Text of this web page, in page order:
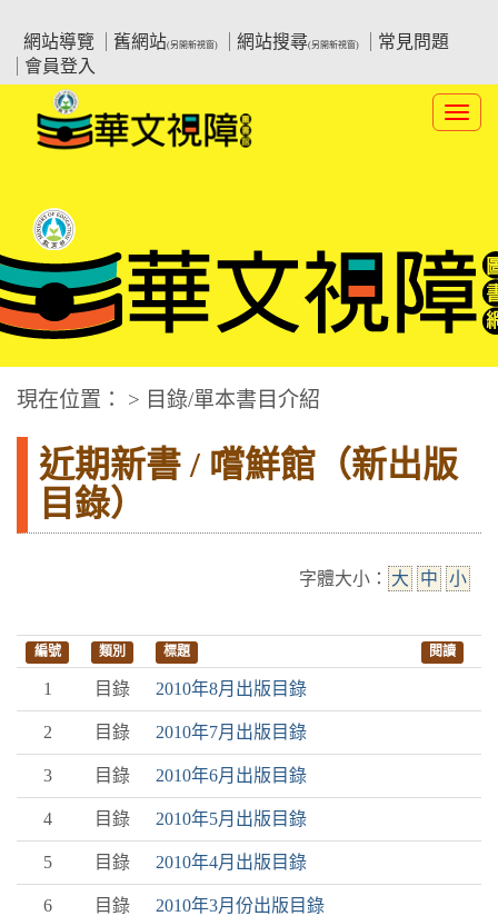
要
網站導覽
舊網站(另開新視窗) 網站搜尋(另開新視窗)
常見問題
會員登入
:::中央區塊
華文視障電子圖書網
現在位置： > 目錄/單本書目介紹
近期新書 / 嚐鮮館（新出版
目錄）
字體大小： 大 中 小
編號 類別 標題 閱讀
1 目錄 2010年8月出版目錄
2 目錄 2010年7月出版目錄
3 目錄 2010年6月出版目錄
4 目錄 2010年5月出版目錄
5 目錄 2010年4月出版目錄
6 目錄 2010年3月份出版目錄